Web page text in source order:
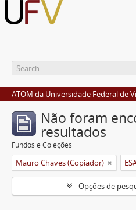
ATOM da Universidade Federal de
Não foram
resultados
Fundos e Coleções
Mauro Chaves (Copiador)
Opções de